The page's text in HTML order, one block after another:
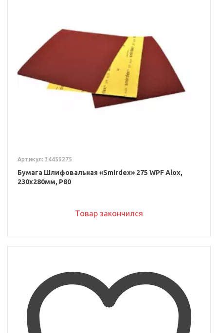
Артикул: 34459275
Бумага Шлифовальная «Smirdex» 275 WPF Alox,
230x280мм, P80
Товар закончился